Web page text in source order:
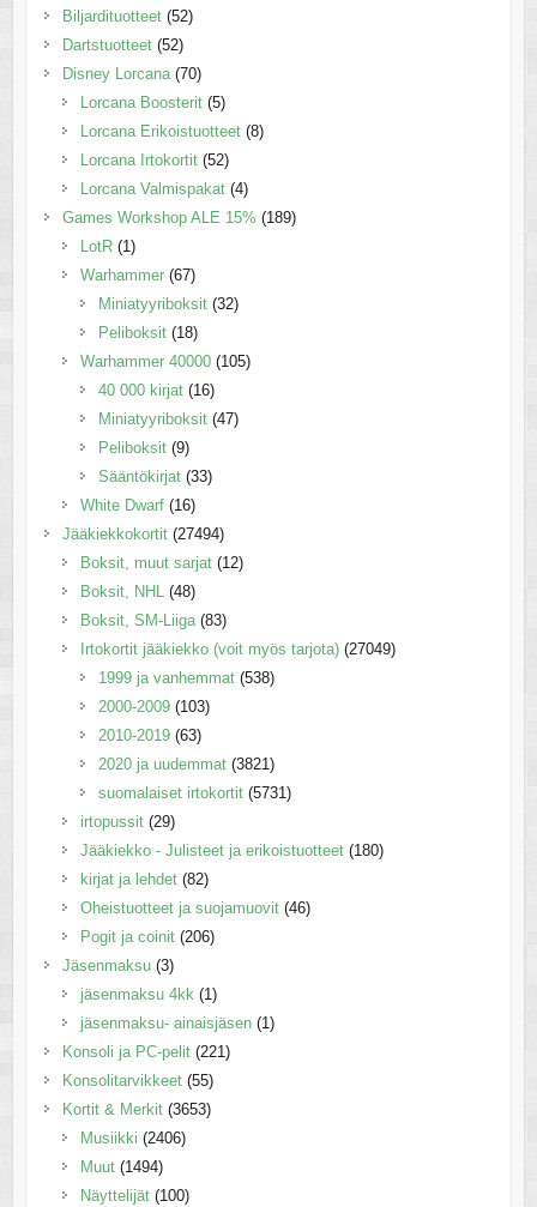
Biljardituotteet (52)
Dartstuotteet (52)
Disney Lorcana (70)
Lorcana Boosterit (5)
Lorcana Erikoistuotteet (8)
Lorcana Irtokortit (52)
Lorcana Valmispakat (4)
Games Workshop ALE 15% (189)
LotR (1)
Warhammer (67)
Miniatyyriboksit (32)
Peliboksit (18)
Warhammer 40000 (105)
40 000 kirjat (16)
Miniatyyriboksit (47)
Peliboksit (9)
Sääntökirjat (33)
White Dwarf (16)
Jääkiekkokortit (27494)
Boksit, muut sarjat (12)
Boksit, NHL
(48)
Boksit, SM-Liiga (83)
Irtokortit jääkiekko (voit myös tarjota) (27049)
1999 ja vanhemmat (538)
2000-2009 (103)
2010-2019 (63)
2020 ja uudemmat (3821)
suomalaiset irtokortit (5731)
irtopussit (29)
Jääkiekko - Julisteet ja erikoistuotteet (180)
kirjat ja lehdet (82)
Oheistuotteet ja suojamuovit (46)
Pogit ja coinit (206)
Jäsenmaksu (3)
jäsenmaksu 4kk (1)
jäsenmaksu- ainaisjäsen (1)
Konsoli ja PC-pelit (221)
Konsolitarvikkeet (55)
Kortit & Merkit (3653)
Musiikki (2406)
Muut (1494)
Näyttelijät (100)